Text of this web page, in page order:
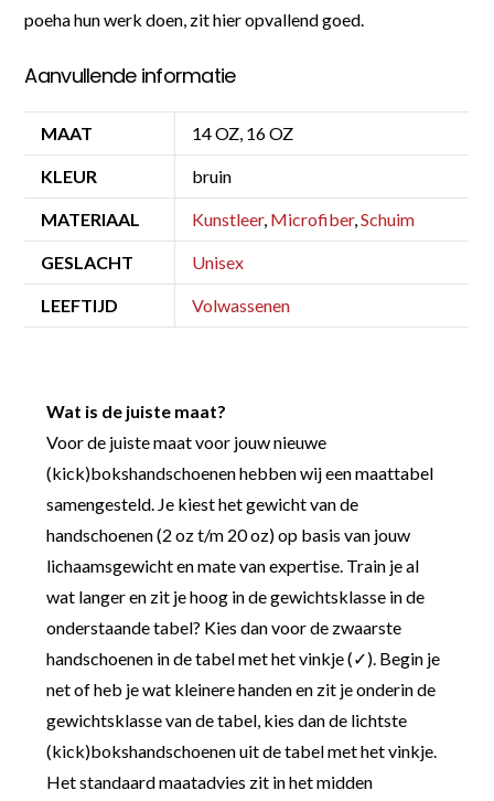
poeha hun werk doen, zit hier opvallend goed.
Aanvullende informatie
MAAT 14 OZ, 16 OZ
KLEUR bruin
MATERIAAL Kunstleer, Microfiber,Schuim
GESLACHT Unisex
LEEFTIJD Volwassenen
Wat is de juiste maat?
Voor de juiste maat voor jouw nieuwe
(kick)bokshandschoenen hebben wij een maattabel
samengesteld. Je kiest het gewicht van de
handschoenen (2 oz t/m 20 oz) op basis van jouw
lichaamsgewicht en mate van expertise. Train je al
wat langer en zit je hoog in de gewichtsklasse in de
onderstaande tabel? Kies dan voor de zwaarste
handschoenen in de tabel met het vinkje (✓). Begin je
net of heb je wat kleinere handen en zit je onderin de
gewichtsklasse van de tabel, kies dan de lichtste
(kick)bokshandschoenen uit de tabel met het vinkje.
Het standaard maatadvies zit in het midden